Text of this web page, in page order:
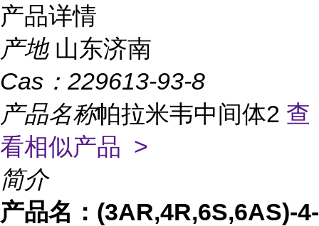
产品详情
产地 山东济南
Cas： 229613-93-8
产品名称帕拉米韦中间体2 查
看相似产品 >
简介
产品名： (3AR,4R,6S,6AS)-4-